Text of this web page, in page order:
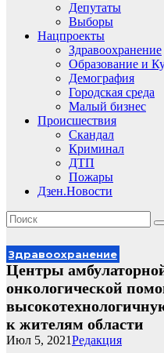
Депутаты
Выборы
Нацпроекты
Здравоохранение
Образование и
Демография
Городская среда
Малый бизнес
Происшествия
Скандал
Криминал
ДТП
Пожары
Дзен.Новости
Здравоохранение
Центры
онкологической
к жителям области
Редакция
Июл 5, 2021